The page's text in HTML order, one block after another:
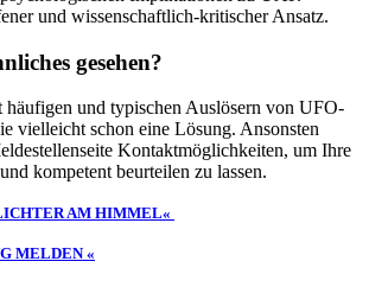
und wissenschaftlich-kritischer Ansatz.
gesehen?
und typischen Auslösern von UFO-
vielleicht schon eine Lösung. Ansonsten
Kontaktmöglichkeiten, um Ihre
kompetent beurteilen zu lassen.
AM HIMMEL«
MELDEN «